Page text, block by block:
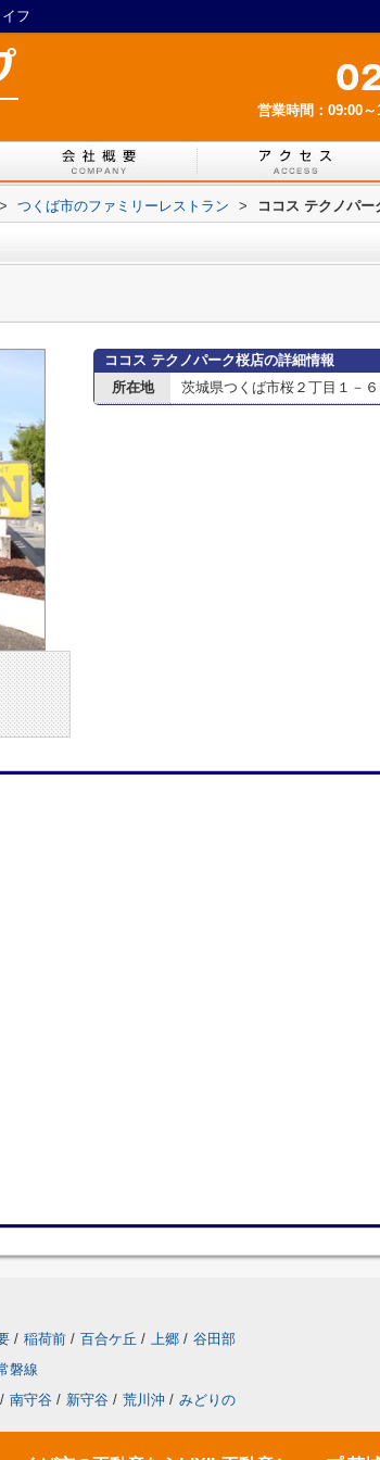
フ
営業時間：09:00～
> つくば市のファミリーレストラン > ココス テクノパー
ココス テクノパーク桜店の詳細情報
所在地
茨城県つくば市桜２丁目１－６
/ 稲荷前 / 百合ケ丘 / 上郷 / 谷田部
磐線
/ 南守谷 / 新守谷 / 荒川沖 / みどりの